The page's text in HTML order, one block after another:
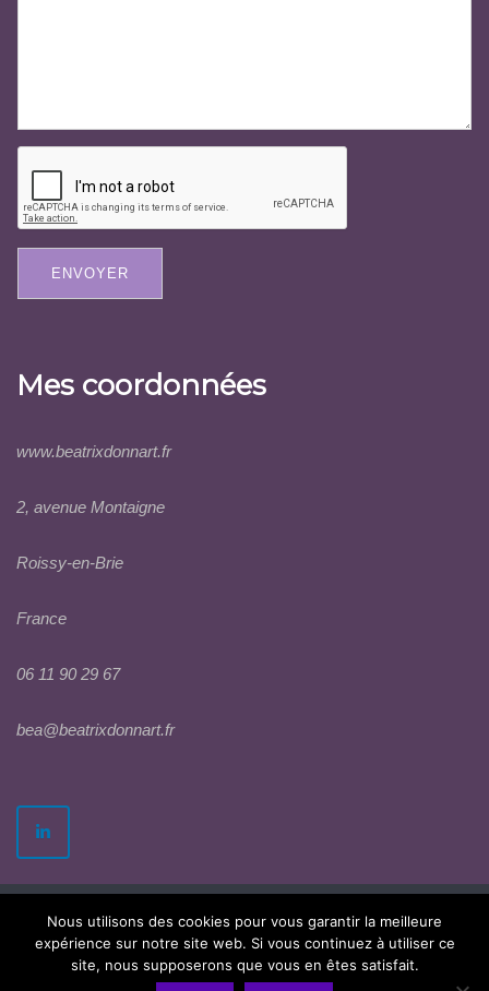
ENVOYER
Mes coordonnées
www.beatrixdonnart.fr
2, avenue Montaigne
Roissy-en-Brie
France
06 11 90 29 67
bea@beatrixdonnart.fr
Nous utilisons des cookies pour vous garantir la meilleure
expérience sur notre site web. Si vous continuez à utiliser ce
site, nous supposerons que vous en êtes satisfait.